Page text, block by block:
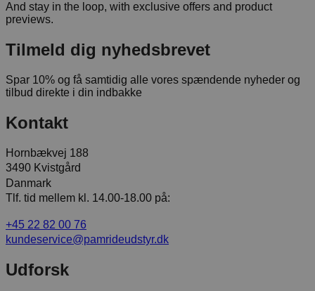
And stay in the loop, with exclusive offers and product
previews.
Tilmeld dig nyhedsbrevet
Spar 10% og få samtidig alle vores spændende nyheder og
tilbud direkte i din indbakke
Kontakt
Hornbækvej 188
3490 Kvistgård
Danmark
Tlf. tid mellem kl. 14.00-18.00 på:
+45 22 82 00 76
kundeservice@pamrideudstyr.dk
Udforsk